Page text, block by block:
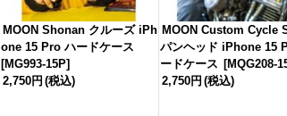
MOON Shonan クルーズ iPh
one 15 Pro ハードケース
[MG993-15P]
2,750円 (税込)
MOON Custom Cycle
パンヘッド iPhone 15
ードケース [MQG208-
2,750円 (税込)